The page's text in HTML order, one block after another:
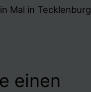
Mal in Tecklenburg
einen